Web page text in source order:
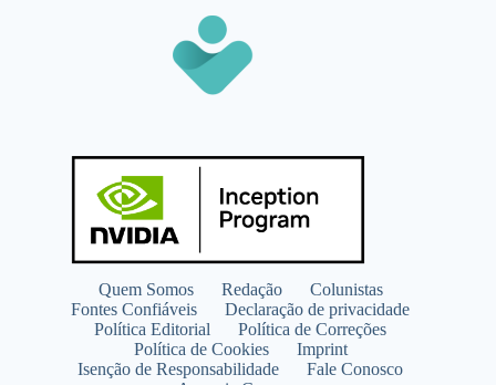
Quem Somos Redação
Colunistas
Fontes Confiáveis
Declaração de privacidade
Política Editorial
Política de Correções
Política de Cookies
Imprint
Isenção de Responsabilidade
Fale Conosco